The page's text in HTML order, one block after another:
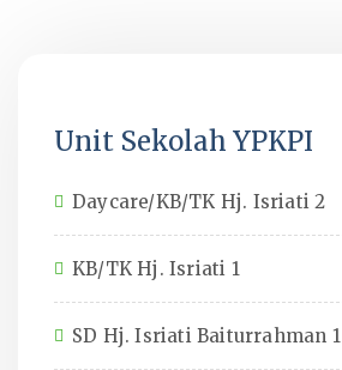
Unit Sekolah YPKPI
Daycare/KB/TK Hj. Isriati 2
KB/TK Hj. Isriati 1
SD Hj. Isriati Baiturrahman 1